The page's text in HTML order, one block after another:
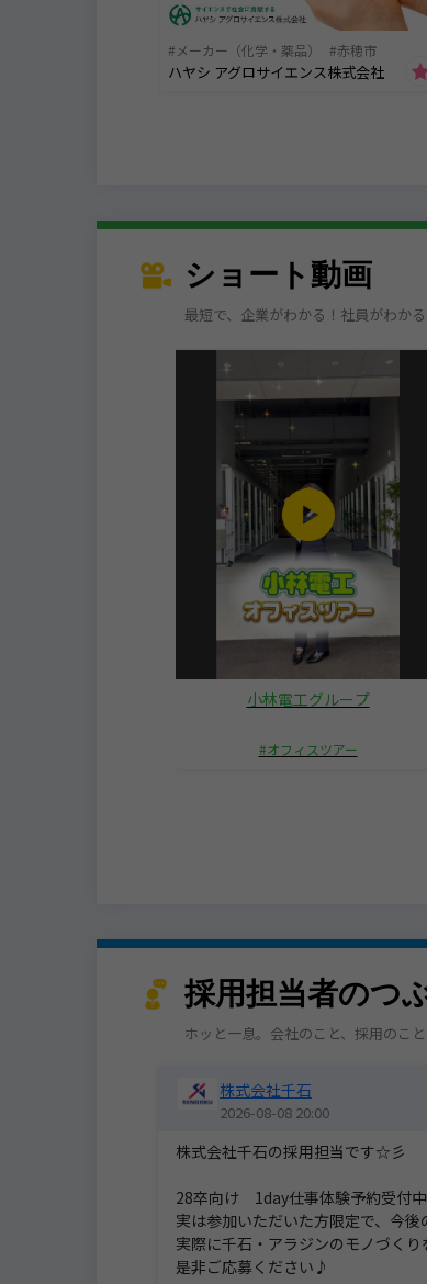
メーカー（化学・薬品） 赤穂市
ハヤシ アグロサイエンス株式会社
ショート動画
最短で、企業がわかる！社員がわか
小林電工グループ
オフィスツアー
採用担当者のつ
ホッと一息。会社のこと、採用のこ
株式会社千石
2026-08-08 20:00
株式会社千石の採用担当です☆彡
28卒向け 1day仕事体験予約受付
実は参加いただいた方限定で、今
実際に千石・アラジンのモノづくり
是非ご応募ください♪